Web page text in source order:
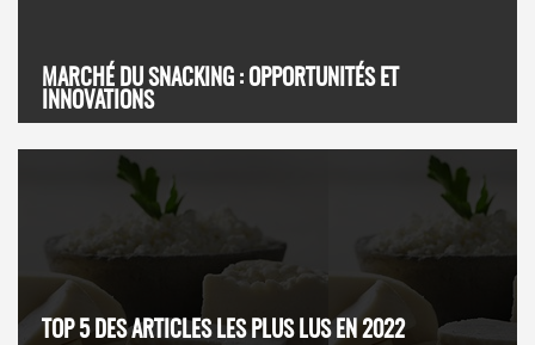
MARCHÉ DU SNACKING : OPPORTUNITÉS ET
INNOVATIONS
TOP 5 DES ARTICLES LES PLUS LUS EN 2022